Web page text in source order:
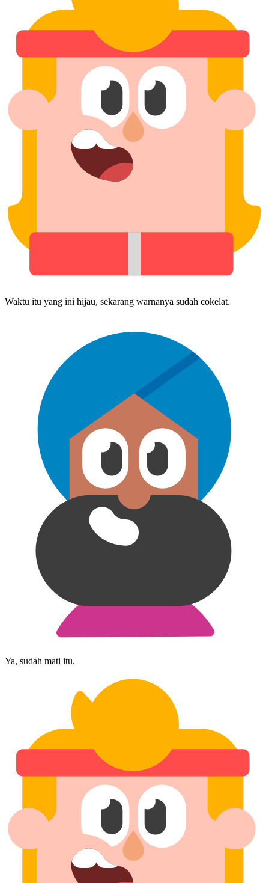
Waktu itu yang ini hijau, sekarang warna​nya sudah cokelat.
Ya, sudah mati itu.